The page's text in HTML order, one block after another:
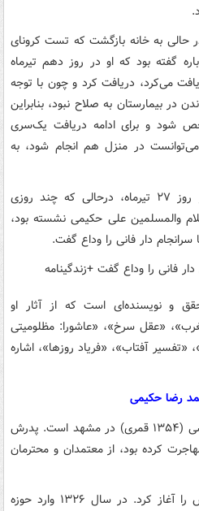
حالی به خانه بازگشت که تست کرونای
گفته بود که او در روز دهم تیرماه
می‌کرد، دریافت کرد و چون با توجه
در بیمارستان به صلاح نبود، بنابراین
شود و برای ادامه دریافت یک‌سری
در منزل هم انجام شود، به
اما پس از گذشت مدتی، او در روز ۲۷ تیرماه، درحالی‌ که چند روزی
والمسلمین علی حکیمی نشسته بود،
دار فانی را وداع گفت.
و نویسنده‌ای است که از آثار او
«عقل سرخ»، «عاشورا: مظلومیتی
آفتاب»، «فریاد روزها»، اشاره
رضا حکیمی
وی متولد ۱۴ فروردین ۱۳۱۴ شمسی (۱۳۵۴ قمری) در مشهد است. پدرش
کرده بود، از معتمدان و محترمان
حکیمی در سال ۱۳۲۰ تحصیلاتش را آغاز کرد. در سال ۱۳۲۶ وارد حوزه